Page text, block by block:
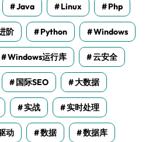
Java Linux Php
阶 Python Windows
Windows运行库 云安全
国际SEO 大数据
实战 实时处理
动 数据 数据库